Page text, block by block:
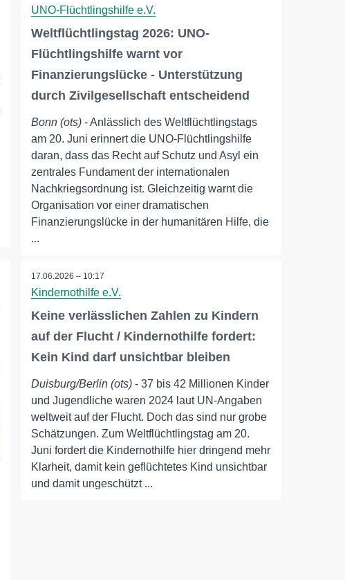
UNO-Flüchtlingshilfe e.V.
Weltflüchtlingstag 2026: UNO-
Flüchtlingshilfe warnt vor
Finanzierungslücke - Unterstützung
durch Zivilgesellschaft entscheidend
Bonn (ots) - Anlässlich des Weltflüchtlingstags
am 20. Juni erinnert die UNO-Flüchtlingshilfe
daran, dass das Recht auf Schutz und Asyl ein
zentrales Fundament der internationalen
Nachkriegsordnung ist. Gleichzeitig warnt die
Organisation vor einer dramatischen
Finanzierungslücke in der humanitären Hilfe, die
...
17.06.2026 – 10:17
Kindernothilfe e.V.
Keine verlässlichen Zahlen zu Kindern
auf der Flucht / Kindernothilfe fordert:
Kein Kind darf unsichtbar bleiben
Duisburg/Berlin (ots) - 37 bis 42 Millionen Kinder
und Jugendliche waren 2024 laut UN-Angaben
weltweit auf der Flucht. Doch das sind nur grobe
Schätzungen. Zum Weltflüchtlingstag am 20.
Juni fordert die Kindernothilfe hier dringend mehr
Klarheit, damit kein geflüchtetes Kind unsichtbar
und damit ungeschützt ...